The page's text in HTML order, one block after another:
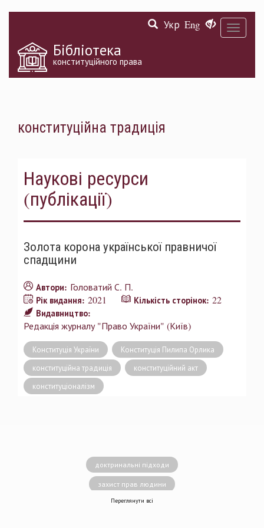
Toggle
Укр Eng
Бібліотека
конституційного права
конституційна традиція
Наукові ресурси
(публікації)
Золота корона української правничої
спадщини
Автори: Головатий С. П.
Рік видання: 2021 Кількість сторінок: 22
Видавництво:
Редакція журналу "Право України" (Київ)
Конституція України
Конституція Пилипа Орлика
конституційна традиція
конституційний акт
конституціоналізм
доктринальні підходи
захист прав людини
децентралізація влади
Переглянути всі